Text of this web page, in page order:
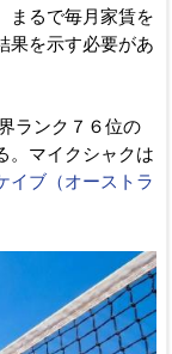
まるで毎月家賃を
果を示す必要があ
ランク７６位の
。マイクシャクは
イブ（オーストラ